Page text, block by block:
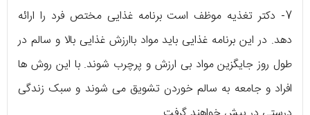
7- دکتر تغذیه موظف است برنامه غذایی مختص فرد را ارائه
دهد. در این برنامه غذایی باید مواد باارزش غذایی بالا و سالم در
طول روز جایگزین مواد بی ارزش و پرچرب شوند. با این روش ها
افراد و جامعه به سالم خوردن تشویق می شوند و سبک زندگی